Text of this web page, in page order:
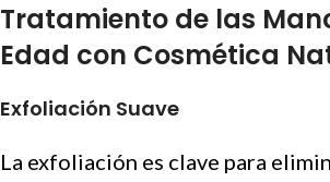
Tratamiento de las
Edad con Cosmética
Exfoliación Suave
La exfoliación es clave para